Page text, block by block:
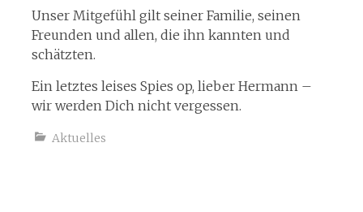
Unser Mitgefühl gilt seiner Familie, seinen
Freunden und allen, die ihn kannten und
schätzten.
Ein letztes leises Spies op, lieber Hermann –
wir werden Dich nicht vergessen.
Aktuelles